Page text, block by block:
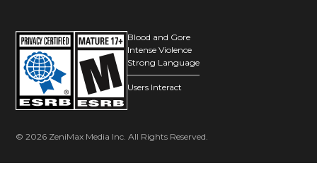
Blood and Gore
Intense Violence
Strong Language
Users Interact
© 2026 ZeniMax Media Inc. All Rights Reserved.